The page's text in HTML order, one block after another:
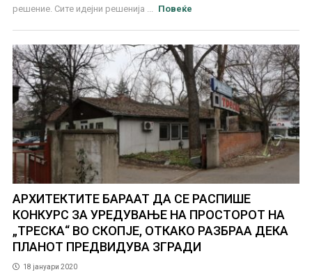
решение. Сите идејни решенија ...
Повеќе
АРХИТЕКТИТЕ БАРААТ ДА СЕ РАСПИШЕ
КОНКУРС ЗА УРЕДУВАЊЕ НА ПРОСТОРОТ НА
„ТРЕСКА“ ВО СКОПЈЕ, ОТКАКО РАЗБРАА ДЕКА
ПЛАНОТ ПРЕДВИДУВА ЗГРАДИ
18 јануари 2020